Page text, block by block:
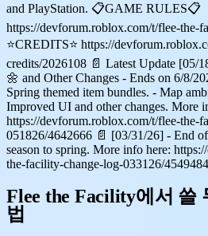
and PlayStation. 📋GAME RULES📋
https://devforum.roblox.com/t/flee-the-
⭐CREDITS⭐ https://
credits/2026108 📄 Latest Update [05/
🌼 and Other Changes - Ends on 6/8/
Spring themed item bundles. - Map
Improved UI and other changes. More
https://devforum.roblox.com/t/flee-the-
051826/4642666 📄 [03/31/26] - End
season to spring. More info here:
the-facility-change-log-033126/4549484
Flee the Facility에서 쓸
법